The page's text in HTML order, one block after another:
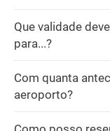
Que validade
para...?
Com quanta
aeroporto?